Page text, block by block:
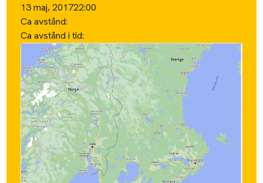
13 maj, 201722:00
Ca avstånd:
Ca avstånd i tid: